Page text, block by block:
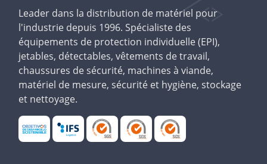
Leader dans la distribution de matériel pour
l'industrie depuis 1996. Spécialiste des
équipements de protection individuelle (EPI),
jetables, détectables, vêtements de travail,
chaussures de sécurité, machines à viande,
matériel de mesure, sécurité et hygiène, stockage
et nettoyage.